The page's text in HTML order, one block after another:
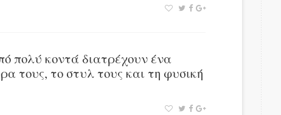
πολύ κοντά διατρέχουν ένα
τους, το στυλ τους και τη φυσική